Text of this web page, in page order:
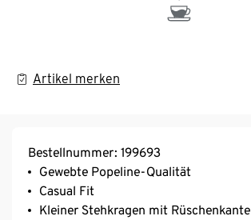
Artikel merken
Bestellnummer: 199693
Gewebte Popeline-Qualität
Casual Fit
Kleiner Stehkragen mit Rüschenkante